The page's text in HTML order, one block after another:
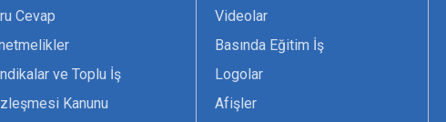
Cevap
ve Toplu İş
Kanunu
Videolar
Basında Eğitim İş
Logolar
Afişler